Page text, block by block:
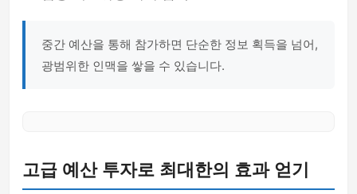
중간 예산을 통해 참가하면 단순한 정보 획득을 넘어,
광범위한 인맥을 쌓을 수 있습니다.
고급 예산 투자로 최대한의 효과 얻기